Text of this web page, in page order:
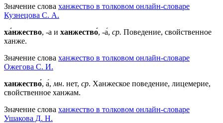
Значение слова ханжество в толковом онлайн-словаре
Кузнецова С. А.
ха́нжество, -а и ханжество́, -а́, ср. Поведение, свойственное
ханже.
Значение слова ханжество в толковом онлайн-словаре
Ожегова C. И.
ханжество́, а́, мн. нет, ср. Ханжеское поведение, лицемерие,
свойственное ханжам.
Значение слова ханжество в толковом онлайн-словаре
Ушакова Д. Н.